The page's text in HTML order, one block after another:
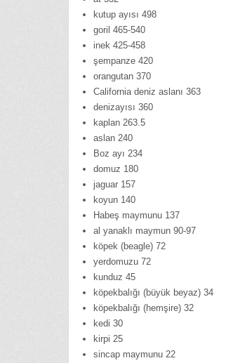
kutup ayısı 498
goril 465-540
inek 425-458
şempanze 420
orangutan 370
California deniz aslanı 363
denizayısı 360
kaplan 263.5
aslan 240
Boz ayı 234
domuz 180
jaguar 157
koyun 140
Habeş maymunu 137
al yanaklı maymun 90-97
köpek (beagle) 72
yerdomuzu 72
kunduz 45
köpekbalığı (büyük beyaz) 34
köpekbalığı (hemşire) 32
kedi 30
kirpi 25
sincap maymunu 22